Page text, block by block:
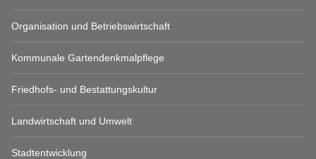
Organisation und Betriebswirtschaft
Kommunale Gartendenkmalpflege
Friedhofs- und Bestattungskultur
Landwirtschaft und Umwelt
Stadtentwicklung